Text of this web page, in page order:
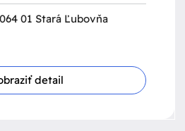
01 Stará Ľubovňa
detail